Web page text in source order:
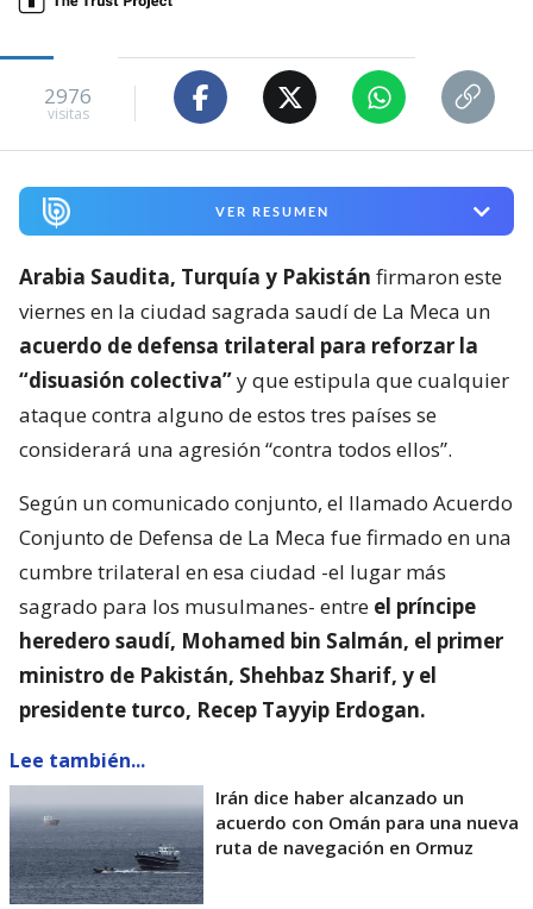
2976
visitas
VER RESUMEN
Arabia Saudita, Turquía y Pakistán firmaron este
viernes en la ciudad sagrada saudí de La Meca un
acuerdo de defensa trilateral para reforzar la
“disuasión colectiva”y que estipula que cualquier
ataque contra alguno de estos tres países se
considerará una agresión “contra todos ellos”.
Según un comunicado conjunto, el llamado Acuerdo
Conjunto de Defensa de La Meca fue firmado en una
cumbre trilateral en esa ciudad -el lugar más
sagrado para los musulmanes- entre el príncipe
heredero saudí, Mohamed bin Salmán, el primer
ministro de Pakistán, Shehbaz Sharif, y el
presidente turco, Recep Tayyip Erdogan.
Lee también...
Irán dice haber alcanzado un
acuerdo con Omán para una nueva
ruta de navegación en Ormuz